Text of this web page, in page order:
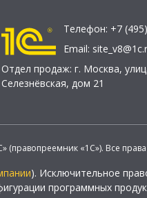
Телефон: +7
Email:
Отдел продаж: г. Москва,
Селезнёвская, дом 21
(правопреемник «1С»). Все
). Исключительное
программных